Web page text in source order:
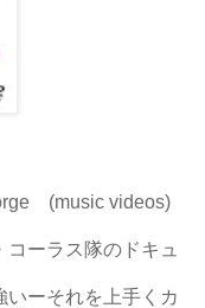
(music videos)
ーラス隊のドキュ
ーそれを上手くカ